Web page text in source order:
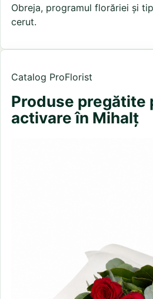
Obreja, programul florăriei și
cerut.
Catalog ProFlorist
Produse pregătite
activare în Mihalț